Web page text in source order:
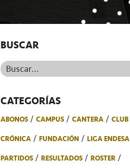
BUSCAR
Buscar...
CATEGORÍAS
ABONOS CAMPUS CANTERA
CLUB
CRÓNICA
FUNDACIÓN
LIGA ENDESA
PARTIDOS
RESULTADOS
ROSTER